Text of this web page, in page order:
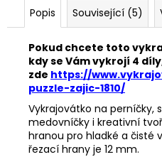
Popis Související (5)
Pokud chcete toto
kdy se Vám vykrojí 4
zde https://
puzzle-zajic-1810/
Vykrajovátko na perníčky,
medovníčky i kreativní
hranou pro hladké a čisté
řezací hrany je 12 mm.
33001
ZDOBÍCÍ
SÁČEK
Kč